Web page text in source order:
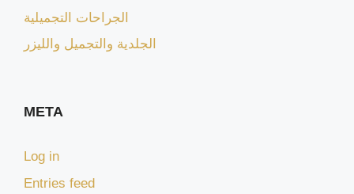
الجراحات التجميلية
الجلدية والتجميل والليزر
META
Log in
Entries feed